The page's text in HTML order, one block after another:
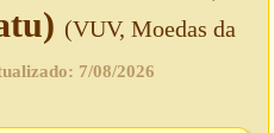
(VUV, Moedas da
7/08/2026